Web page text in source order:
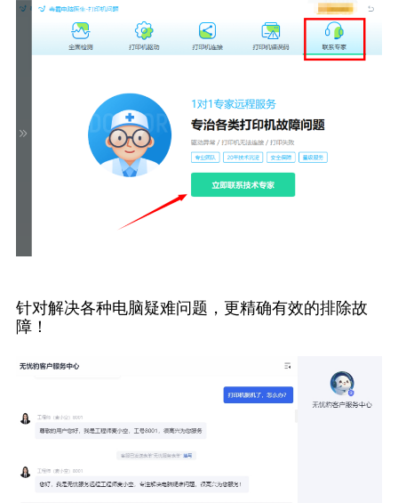
针对解决各种电脑疑难问题，更精确有效的排除故
障！